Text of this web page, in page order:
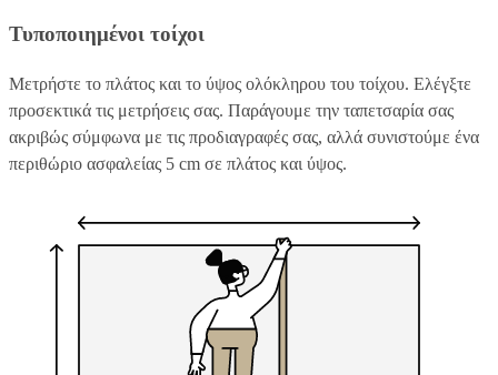
Τυποποιημένοι τοίχοι
Μετρήστε το πλάτος και το ύψος ολόκληρου του τοίχου. Ελέγξτε
προσεκτικά τις μετρήσεις σας. Παράγουμε την ταπετσαρία σας
ακριβώς σύμφωνα με τις προδιαγραφές σας, αλλά συνιστούμε ένα
περιθώριο ασφαλείας 5 cm σε πλάτος και ύψος.